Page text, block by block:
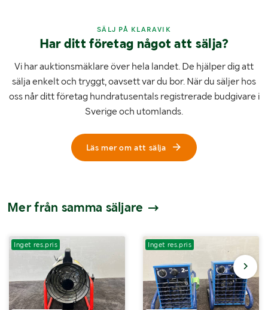
SÄLJ PÅ KLARAVIK
Har ditt företag något att sälja?
Vi har auktionsmäklare över hela landet. De hjälper dig att
sälja enkelt och tryggt, oavsett var du bor. När du säljer hos
oss når ditt företag hundratusentals registrerade budgivare i
Sverige och utomlands.
Läs mer om att sälja
Mer från samma säljare
Inget res.pris Inget res.pris